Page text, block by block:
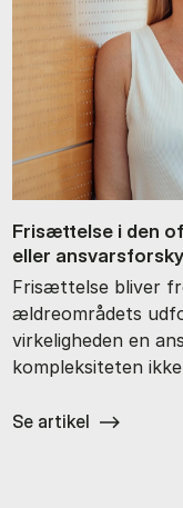
Fri­sæt­tel­se i den
el­ler
Frisættelse bliver
ældreområdets
virkeligheden en
kompleksiteten
Se artikel